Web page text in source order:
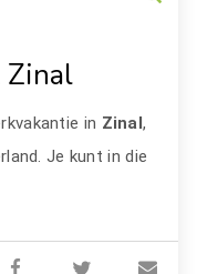
in Zinal,
Je kunt in die